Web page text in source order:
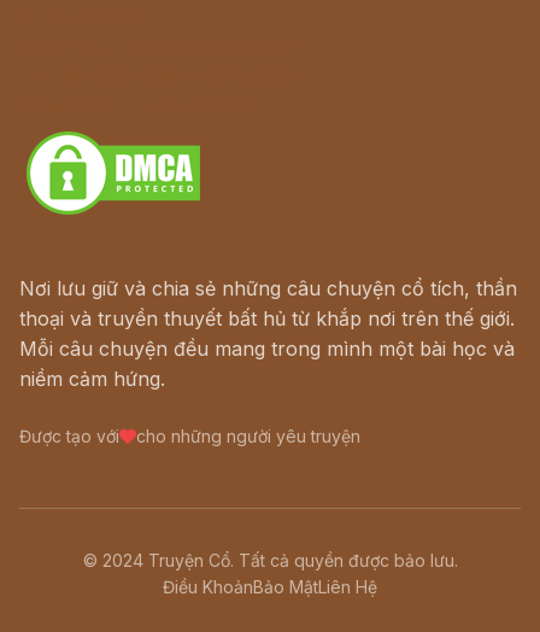
Nơi lưu giữ và chia sẻ những câu chuyện cổ tích, thần
thoại và truyền thuyết bất hủ từ khắp nơi trên thế giới.
Mỗi câu chuyện đều mang trong mình một bài học và
niềm cảm hứng.
Được tạo với cho những người yêu truyện
© 2024 Truyện Cổ. Tất cả quyền được bảo lưu.
Điều KhoảnBảo MậtLiên Hệ